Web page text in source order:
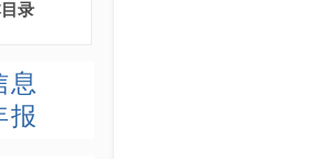
录
息
报